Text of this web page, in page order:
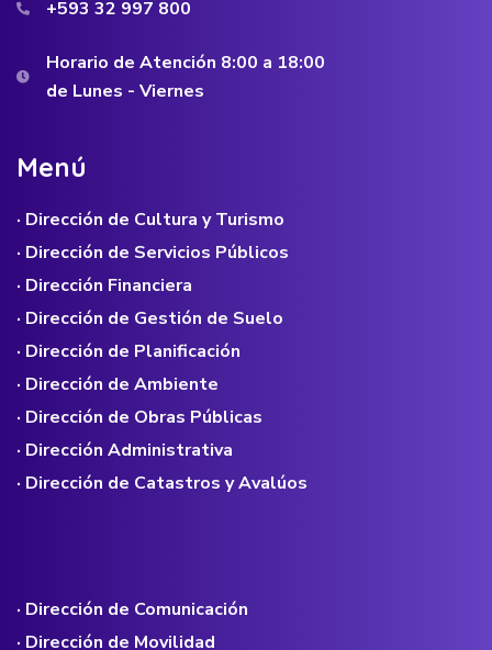
+593 32 997 800
Horario de Atención 8:00 a 18:00
de Lunes - Viernes
Menú
· Dirección de Cultura y Turismo
· Dirección de Servicios Públicos
· Dirección Financiera
· Dirección de Gestión de Suelo
· Dirección de Planificación
· Dirección de Ambiente
· Dirección de Obras Públicas
· Dirección Administrativa
· Dirección de Catastros y Avalúos
· Dirección de Comunicación
· Dirección de Movilidad